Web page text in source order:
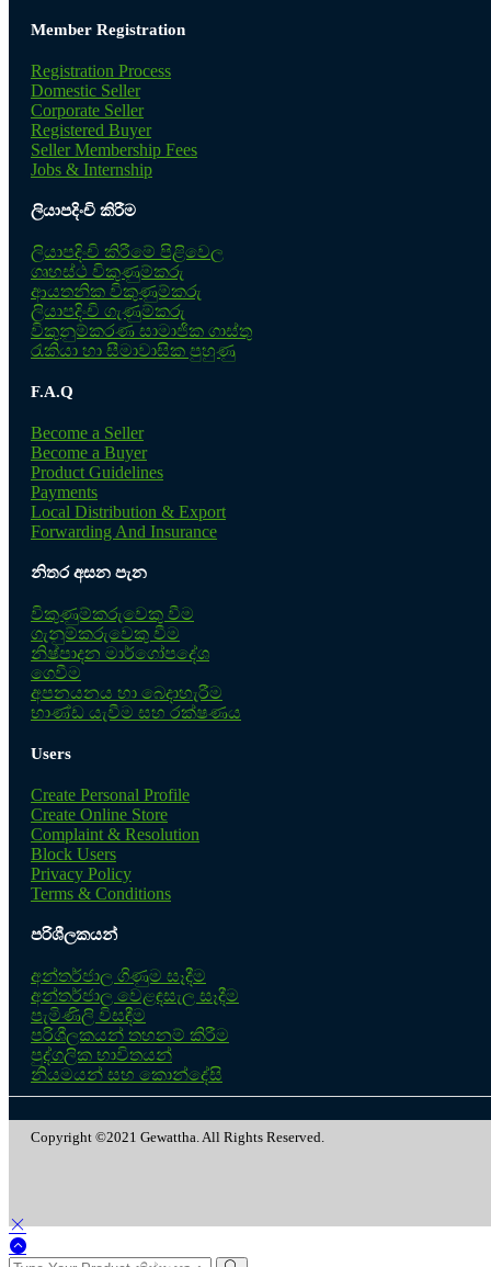
Member Registration
Registration Process
Domestic Seller
Corporate Seller
Registered Buyer
Seller Membership Fees
Jobs & Internship
ලියාපදිංචි කිරීම
ලියාපදිංචි කිරීමේ පිළිවෙල
ගෘහස්ථ විකුණුම්කරු
ආයතනික විකුණුම්කරු
ලියාපදිංචි ගැණුම්කරු
විකුනුම්කරණ සාමාජික ගාස්තු
රැකියා හා සීමාවාසික පුහුණු
F.A.Q
Become a Seller
Become a Buyer
Product Guidelines
Payments
Local Distribution & Export
Forwarding And Insurance
නිතර අසන පැන
විකුණුම්කරුවෙකු වීම
ගැනුම්කරුවෙකු වීම
නිෂ්පාදන මාර්ගෝපදේශ
ගෙවීම
අපනයනය හා බෙදාහැරීම
භාණ්ඩ යැවීම සහ රක්ෂණය
Users
Create Personal Profile
Create Online Store
Complaint & Resolution
Block Users
Privacy Policy
Terms & Conditions
පරිශීලකයන්
අන්තර්ජාල ගිණුම සෑදීම
අන්තර්ජාල වෙළඳසැල සෑදීම
පැමිණිලි විසඳීම
පරිශීලකයන් තහනම් කිරීම
පුද්ගලික භාවිතයන්
නියමයන් සහ කොන්දේසි
Copyright ©2021 Gewattha. All Rights Reserved.